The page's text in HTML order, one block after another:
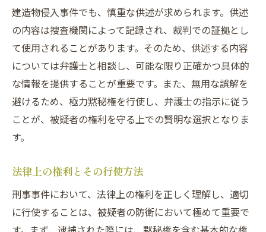
建造物侵入事件でも、慎重な供述が求められます。供述
の内容は捜査機関によって記録され、裁判での証拠とし
て使用されることがあります。そのため、供述する内容
については弁護士と相談し、可能な限り正確かつ具体的
な情報を提供することが重要です。また、無用な誤解を
避けるため、極力黙秘権を行使し、弁護士の指示に従う
ことが、被疑者の権利を守る上での賢明な選択となりま
す。
法律上の権利とその行使方法
刑事事件において、法律上の権利を正しく理解し、適切
に行使することは、被疑者の防衛において極めて重要で